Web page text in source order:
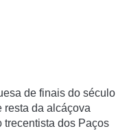
de finais do século
resta da alcáçova
trecentista dos Paços